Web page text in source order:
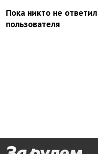
Пока никто не
пользователя